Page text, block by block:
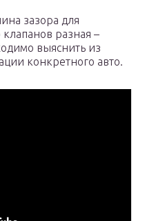
зазора для
разная –
выяснить из
конкретного авто.